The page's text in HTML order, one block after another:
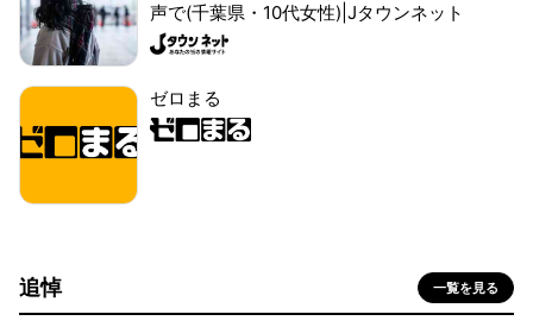
声で(千葉県・10代女性)|Jタウンネット
ゼロまる
追悼 一覧を見る